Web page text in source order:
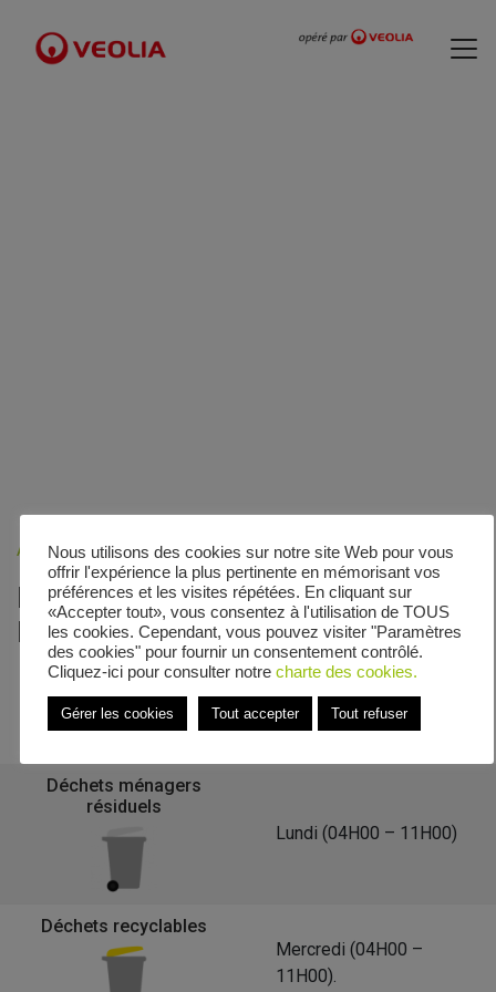
Accueil» Veolia - Zones de collecte» Rue Paul Cyfflé
Le calendrier de collecte de Rue
Paul Cyfflé
Retour à la liste des communes
Déchets ménagers
résiduels
Lundi (04H00 – 11H00)
Déchets recyclables
Mercredi (04H00 –
11H00).
Nous utilisons des cookies sur notre site Web pour vous
offrir l'expérience la plus pertinente en mémorisant vos
préférences et les visites répétées. En cliquant sur
«Accepter tout», vous consentez à l'utilisation de TOUS
les cookies. Cependant, vous pouvez visiter "Paramètres
des cookies" pour fournir un consentement contrôlé.
Cliquez-ici pour consulter notre charte des cookies.
Gérer les cookies Tout accepter Tout refuser